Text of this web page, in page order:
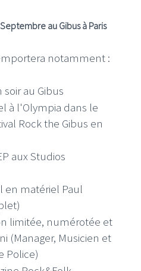
au Gibus à Paris
notamment :
au Gibus
à l'Olympia dans le
Rock the Gibus en
aux Studios
matériel Paul
limitée, numérotée et
(Manager, Musicien et
Police)